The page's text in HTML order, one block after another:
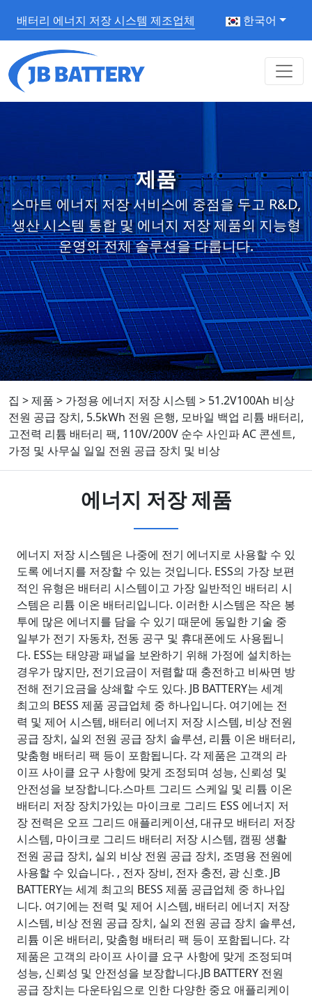
배터리 에너지 저장 시스템 제조업체 한국어
제품
스마트 에너지 저장 서비스에 중점을 두고 R&D,
생산 시스템 통합 및 에너지 저장 제품의 지능형
운영의 전체 솔루션을 다룹니다.
집 >제품 > 가정용 에너지 저장 시스템 > 51.2V100Ah 비상
전원 공급 장치, 5.5kWh 전원 은행, 모바일 백업 리튬 배터리,
고전력 리튬 배터리 팩, 110V/200V 순수 사인파 AC 콘센트,
가정 및 사무실 일일 전원 공급 장치 및 비상
에너지 저장 제품
에너지 저장 시스템은 나중에 전기 에너지로 사용할 수 있
도록 에너지를 저장할 수 있는 것입니다. ESS의 가장 보편
적인 유형은 배터리 시스템이고 가장 일반적인 배터리 시
스템은 리튬 이온 배터리입니다. 이러한 시스템은 작은 봉
투에 많은 에너지를 담을 수 있기 때문에 동일한 기술 중
일부가 전기 자동차, 전동 공구 및 휴대폰에도 사용됩니
다. ESS는 태양광 패널을 보완하기 위해 가정에 설치하는
경우가 많지만, 전기요금이 저렴할 때 충전하고 비싸면 방
전해 전기요금을 상쇄할 수도 있다. JB BATTERY는 세계
최고의 BESS 제품 공급업체 중 하나입니다. 여기에는 전
력 및 제어 시스템, 배터리 에너지 저장 시스템, 비상 전원
공급 장치, 실외 전원 공급 장치 솔루션, 리튬 이온 배터리,
맞춤형 배터리 팩 등이 포함됩니다. 각 제품은 고객의 라
이프 사이클 요구 사항에 맞게 조정되며 성능, 신뢰성 및
안전성을 보장합니다.스마트 그리드 스케일 및 리튬 이온
배터리 저장 장치가있는 마이크로 그리드 ESS 에너지 저
장 전력은 오프 그리드 애플리케이션, 대규모 배터리 저장
시스템, 마이크로 그리드 배터리 저장 시스템, 캠핑 생활
전원 공급 장치, 실외 비상 전원 공급 장치, 조명용 전원에
사용할 수 있습니다. , 전자 장비, 전자 충전, 광 신호. JB
BATTERY는 세계 최고의 BESS 제품 공급업체 중 하나입
니다. 여기에는 전력 및 제어 시스템, 배터리 에너지 저장
시스템, 비상 전원 공급 장치, 실외 전원 공급 장치 솔루션,
리튬 이온 배터리, 맞춤형 배터리 팩 등이 포함됩니다. 각
제품은 고객의 라이프 사이클 요구 사항에 맞게 조정되며
성능, 신뢰성 및 안전성을 보장합니다.JB BATTERY 전원
공급 장치는 다운타임으로 인한 다양한 중요 애플리케이